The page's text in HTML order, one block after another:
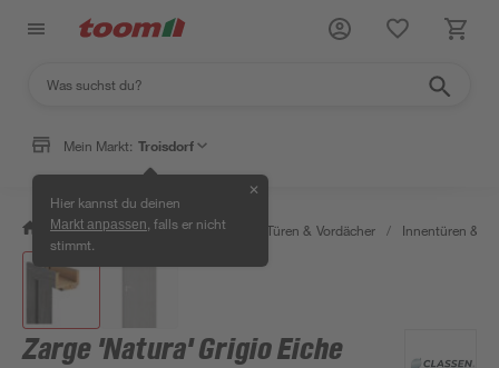
Mein Markt: Troisdorf
Hier kannst du deinen
Markt anpassen , falls er nicht
stimmt.
✕
/ Bauen & Renovieren / Fenster, Türen & Vordächer / Innentüren &
Zarge 'Natura' Grigio Eiche